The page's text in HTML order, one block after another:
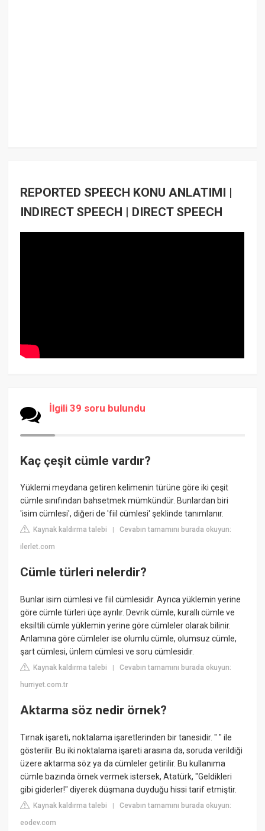
REPORTED SPEECH KONU ANLATIMI |
INDIRECT SPEECH | DIRECT SPEECH
İlgili 39 soru bulundu
Kaç çeşit cümle vardır?
Yüklemi meydana getiren kelimenin türüne göre iki çeşit
cümle sınıfından bahsetmek mümkündür. Bunlardan biri
'isim cümlesi', diğeri de 'fiil cümlesi' şeklinde tanımlanır.
Kaynak kaldırma talebi |Cevabın tamamını burada okuyun:
ilerlet.com
Cümle türleri nelerdir?
Bunlar isim cümlesi ve fiil cümlesidir. Ayrıca yüklemin yerine
göre cümle türleri üçe ayrılır. Devrik cümle, kurallı cümle ve
eksiltili cümle yüklemin yerine göre cümleler olarak bilinir.
Anlamına göre cümleler ise olumlu cümle, olumsuz cümle,
şart cümlesi, ünlem cümlesi ve soru cümlesidir.
Kaynak kaldırma talebi |Cevabın tamamını burada okuyun:
hurriyet.com.tr
Aktarma söz nedir örnek?
Tırnak işareti, noktalama işaretlerinden bir tanesidir. " " ile
gösterilir. Bu iki noktalama işareti arasına da, soruda verildiği
üzere aktarma söz ya da cümleler getirilir. Bu kullanıma
cümle bazında örnek vermek istersek, Atatürk, "Geldikleri
gibi giderler!" diyerek düşmana duyduğu hissi tarif etmiştir.
Kaynak kaldırma talebi |Cevabın tamamını burada okuyun:
eodev.com